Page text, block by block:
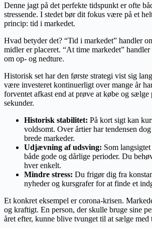
Denne jagt på det perfekte tidspunkt er ofte
stressende. I stedet bør dit fokus være på et
princip: tid i markedet.
Hvad betyder det? “Tid i markedet” handler
midler er placeret. “At time markedet”
om op- og nedture.
Historisk set har den første strategi vist sig
være investeret kontinuerligt over mange år
forventet afkast end at prøve at købe og sælge
sekunder.
Historisk stabilitet: På kort sigt kan
voldsomt. Over årtier har tendensen
brede markeder.
Udjævning af udsving: Som
både gode og dårlige perioder. Du
hver enkelt.
Mindre stress: Du frigør dig fra
nyheder og kursgrafer for at finde et
Et konkret eksempel er corona-krisen.
og kraftigt. En person, der skulle bruge sine
året efter, kunne blive tvunget til at sælge med